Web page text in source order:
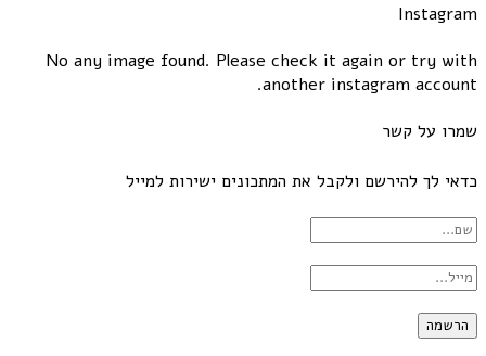
Instagram
No any image found. Please check it again or try with
another instagram account.
שמרו על קשר
כדאי לך להירשם ולקבל את המתכונים ישירות למייל